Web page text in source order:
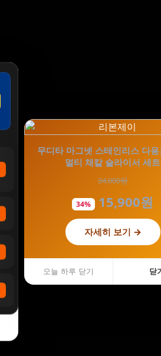
무디타 마그넷 스테인리스 다
멀티 채칼 슬라이서 세트
24,000원
34% 15,900원
자세히 보기 →
오늘 하루 닫기 닫